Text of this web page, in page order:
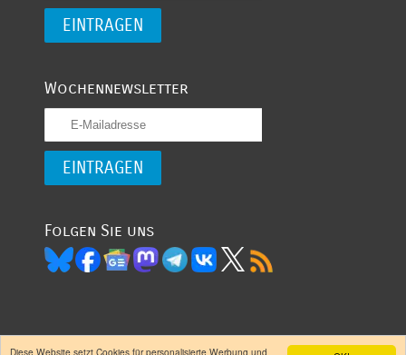
Diese Website setzt Cookies für personalisierte Werbung und
Wochennewsletter
Folgen Sie uns